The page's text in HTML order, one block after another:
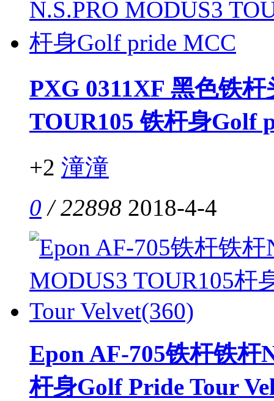
PXG 0311XF 黑色铁
TOUR105 铁杆身Golf
+2 潼潼
0 / 22898 2018-4-4
Epon AF-705铁杆铁杆
杆身Golf Pride Tour